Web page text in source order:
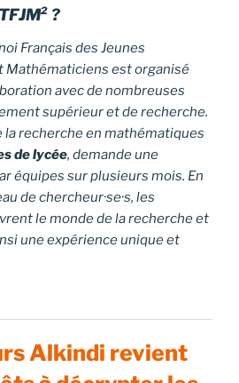
?
Français des Jeunes
Mathématiciens est organisé
avec de nombreuses
supérieur et de recherche.
la recherche en mathématiques
de lycée, demande une
équipes sur plusieurs mois. En
de chercheur·se·s, les
le monde de la recherche et
une expérience unique et
Alkindi revient